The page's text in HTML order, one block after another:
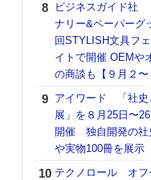
ビジネスガイド社
ナリー&ペーパーグ
回STYLISH文具フ
イトで開催 OEMや
の商談も【９月２〜
アイワード 「社史
展」を８月25日〜
開催 独自開発の社
や実物100冊を展示
テクノロール オフ